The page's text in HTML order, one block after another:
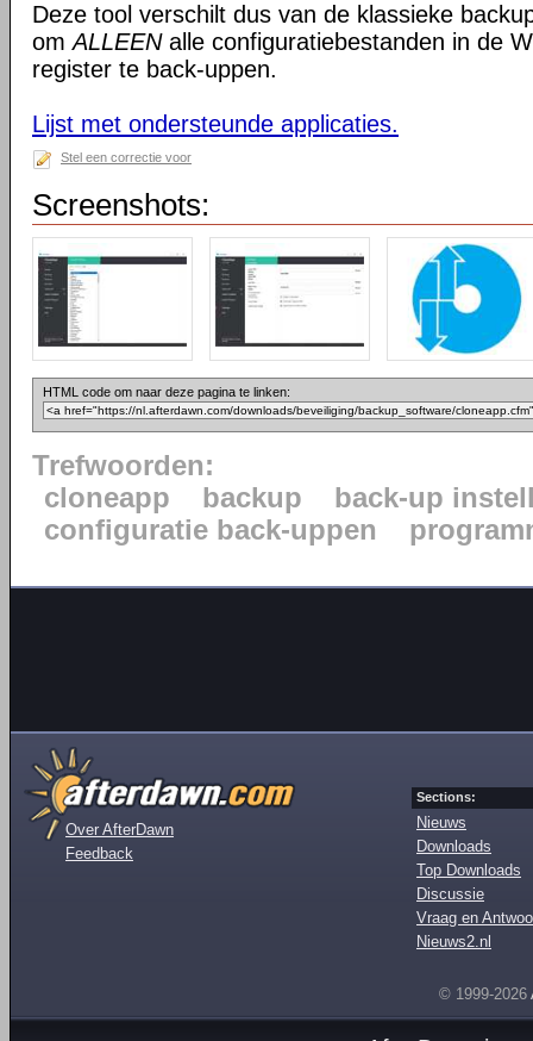
Deze tool verschilt dus van de klassieke
omALLEENalle configuratiebestanden in de
register te back-uppen.
Lijst met ondersteunde applicaties.
Stel een correctie voor
Screenshots:
HTML code om naar deze pagina te linken:
Trefwoorden:
cloneapp
backup
back-up
configuratie back-uppen
Over AfterDawn
Feedback
Sections:
Nieuws
Downloads
Top Downloads
Discussie
Vraag en
Nieuws2.nl
© 1999-2026